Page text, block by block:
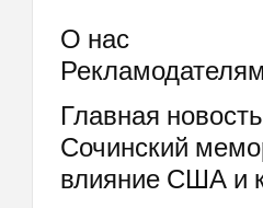
О нас
Рекламодателям
Главная новость
Сочинский
влияние США и